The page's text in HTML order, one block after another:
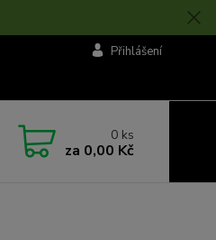
Přihlášení
0 ks
za 0,00 Kč